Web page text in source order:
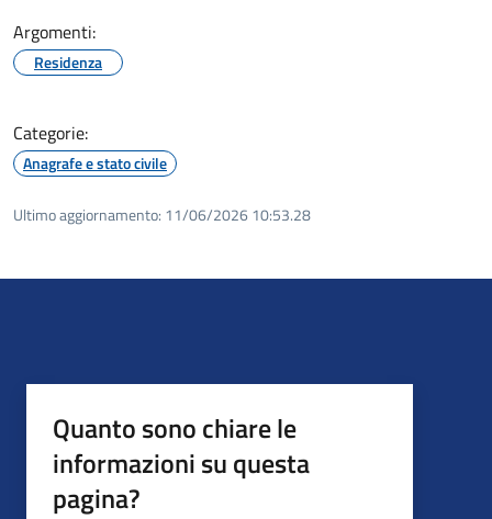
Argomenti:
Residenza
Categorie:
Anagrafe e stato civile
Ultimo aggiornamento: 11/06/2026 10:53.28
Quanto sono chiare le
informazioni su questa
pagina?